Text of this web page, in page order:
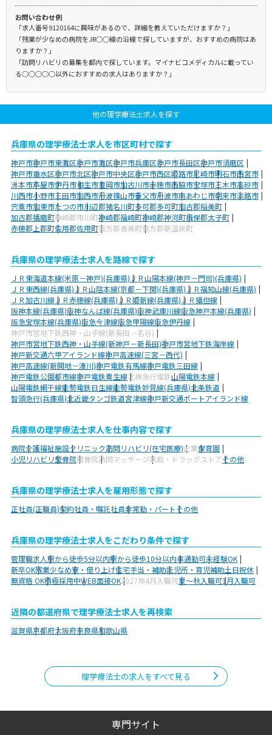
お問い合わせ例
「求人番号9120164に興味があるので、詳細を教えていただけますか？」
「残業が少なめの病院をJR○○線の沿線で探していますが、おすすめの病院はあ
りますか？」
「訪問リハビリの募集を都内で探しています。マイナビコメディカルに載ってい
る○○○○○以外におすすめの求人はありますか？」
他の理学療法士求人を探す
兵庫県の理学療法士求人を市区町村で探す
神戸市神戸市東灘区神戸市灘区神戸市兵庫区神戸市長田区神戸市須磨区
神戸市垂水区神戸市北区神戸市中央区神戸市西区姫路市尼崎市明石市西宮市
洲本市芦屋市伊丹市相生市豊岡市加古川市赤穂市西脇市宝塚市三木市高砂市
川西市小野市三田市加西市丹波篠山市養父市丹波市南あわじ市朝来市淡路市
宍粟市加東市たつの市川辺郡猪名川町多可郡多可町加古郡稲美町
加古郡播磨町神崎郡市川町神崎郡福崎町神崎郡神河町揖保郡太子町
赤穂郡上郡町佐用郡佐用町美方郡香美町美方郡新温泉町
兵庫県の理学療法士求人を路線で探す
ＪＲ東海道本線(米原－神戸)(兵庫県)ＪＲ山陽本線(神戸－門司)(兵庫県)
ＪＲ東西線(兵庫県)ＪＲ山陰本線(京都－下関)(兵庫県)ＪＲ福知山線(兵庫県)
ＪＲ加古川線ＪＲ赤穂線(兵庫県)ＪＲ姫新線(兵庫県)ＪＲ播但線
阪神本線(兵庫県)阪神なんば線(兵庫県)阪神武庫川線阪急神戸本線(兵庫県)
阪急宝塚本線(兵庫県)阪急今津線阪急甲陽線阪急伊丹線
神戸市営地下鉄西神・山手線(新長田－名谷)
神戸市営地下鉄西神・山手線(新神戸－新長田)神戸市営地下鉄海岸線
神戸新交通六甲アイランド線神戸高速線(三宮－西代)
神戸高速線(新開地－湊川)神戸電鉄有馬線神戸電鉄三田線
神戸電鉄公園都市線神戸電鉄粟生線北神急行電鉄山陽電鉄本線
山陽電鉄網干線能勢電鉄日生線能勢電鉄妙見線(兵庫県)北条鉄道
智頭急行(兵庫県)北近畿タンゴ鉄道宮津線神戸新交通ポートアイランド線
兵庫県の理学療法士求人を仕事内容で探す
病院介護福祉施設クリニック訪問リハビリ(在宅医療)企業保育園
小児リハビリ整骨院接骨院訪問マッサージ薬局・ドラッグストアその他
兵庫県の理学療法士求人を雇用形態で探す
正社員(正職員)契約社員・嘱託社員非常勤・パートその他
兵庫県の理学療法士求人をこだわり条件で探す
管理職求人駅から徒歩5分以内駅から徒歩10分以内車通勤可未経験OK
新卒OK残業少なめ寮・借り上げ住宅手当・補助託児所・育児補助土日祝休
無資格 OK積極採用中WEB面接OK2027年4月入職可夏～秋入職可1月入職可
近隣の都道府県で理学療法士求人を再検索
滋賀県京都府大阪府奈良県和歌山県
理学療法士の求人をすべて見る
専門サイト